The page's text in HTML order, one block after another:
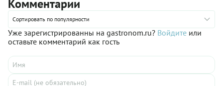
Комментарии
Сортировать по популярности
Уже зарегистрированны на gastronom.ru? Войдите или
оставьте комментарий как гость